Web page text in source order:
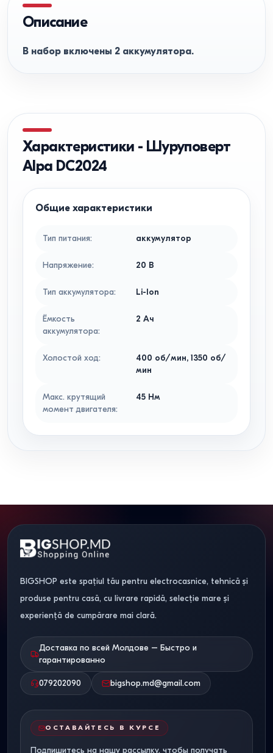
Описание
В набор включены 2 аккумулятора.
Характеристики - Шуруповерт
Alpa DC2024
Общие характеристики
Тип питания: аккумулятор
Напряжение: 20 В
Тип аккумулятора: Li-Ion
Ёмкость
аккумулятора:
2 Ач
Холостой ход: 400 об/мин, 1350 об/
мин
Макс. крутящий
момент двигателя:
45Нм
BIGSHOP este spațiul tău pentru electrocasnice, tehnică și
produse pentru casă, cu livrare rapidă, selecție mare și
experiență de cumpărare mai clară.
Доставка по всей Молдове – Быстро и
гарантированно
079202090 bigshop.md@gmail.com
ОСТАВАЙТЕСЬ В КУРСЕ
Подпишитесь на нашу рассылку, чтобы получать